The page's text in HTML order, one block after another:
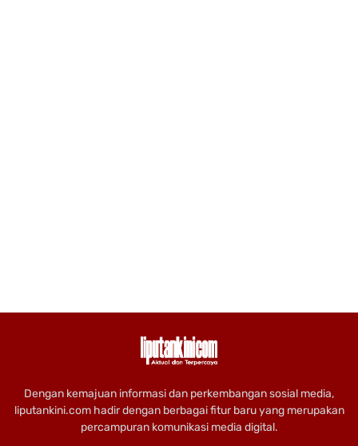
Dengan kemajuan informasi dan perkembangan sosial media,
liputankini.com hadir dengan berbagai fitur baru yang merupakan
percampuran komunikasi media digital.